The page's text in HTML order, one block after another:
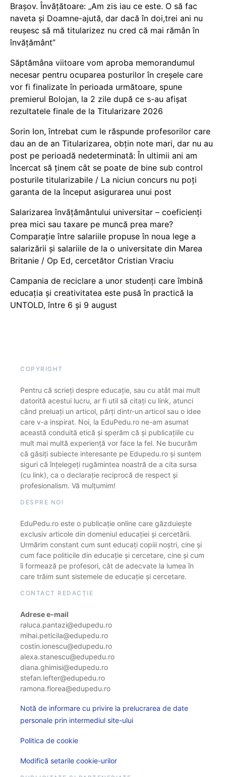
Brașov. Învățătoare: „Am zis iau ce este. O să fac
naveta și Doamne-ajută, dar dacă în doi,trei ani nu
reușesc să mă titularizez nu cred că mai rămân în
învățământ”
Săptămâna viitoare vom aproba memorandumul
necesar pentru ocuparea posturilor în creșele care
vor fi finalizate în perioada următoare, spune
premierul Bolojan, la 2 zile după ce s-au afișat
rezultatele finale de la Titularizare 2026
Sorin Ion, întrebat cum le răspunde profesorilor care
dau an de an Titularizarea, obțin note mari, dar nu au
post pe perioadă nedeterminată: În ultimii ani am
încercat să ținem cât se poate de bine sub control
posturile titularizabile / La niciun concurs nu poți
garanta de la început asigurarea unui post
Salarizarea învățământului universitar – coeficienți
prea mici sau taxare pe muncă prea mare?
Comparație între salariile propuse în noua lege a
salarizării și salariile de la o universitate din Marea
Britanie / Op Ed, cercetător Cristian Vraciu
Campania de reciclare a unor studenți care îmbină
educația și creativitatea este pusă în practică la
UNTOLD, între 6 și 9 august
COPYRIGHT
Pentru că scrieți despre educație, sau cu atât mai mult
datorită acestui lucru, ar fi util să citați cu link, atunci
când preluați un articol, părți dintr-un articol sau o idee
care v-a inspirat. Noi, la EduPedu.ro ne-am asumat
această conduită etică și sperăm că și publicațiile cu
mult mai multă experiență vor face la fel. Ne bucurăm
că găsiți subiecte interesante pe Edupedu.ro și suntem
siguri că înțelegeți rugămintea noastră de a cita sursa
(cu link), ca o declarație reciprocă de respect și
profesionalism. Vă mulțumim!
DESPRE NOI
EduPedu.ro este o publicație online care găzduiește
exclusiv articole din domeniul educației și cercetării.
Urmărim constant cum sunt educați copiii noștri, cine și
cum face politicile din educație și cercetare, cine și cum
îi formează pe profesori, cât de adecvate la lumea în
care trăim sunt sistemele de educație și cercetare.
CONTACT REDACȚIE
Adrese e-mail
raluca.pantazi@edupedu.ro
mihai.peticila@edupedu.ro
costin.ionescu@edupedu.ro
alexa.stanescu@edupedu.ro
diana.ghimisi@edupedu.ro
stefan.lefter@edupedu.ro
ramona.florea@edupedu.ro
Notă de informare cu privire la prelucrarea de date
personale prin intermediul site-ului
Politica de cookie
Modifică setarile cookie-urilor